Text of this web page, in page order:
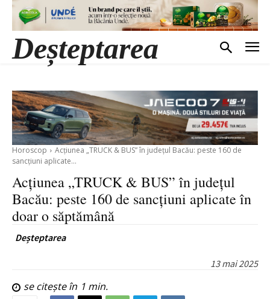
Deșteptarea
Horoscop
Acțiunea „TRUCK & BUS” în județul Bacău: peste 160 de
sancțiuni aplicate...
Acțiunea „TRUCK & BUS” în județul
Bacău: peste 160 de sancțiuni aplicate în
doar o săptămână
Deșteptarea
13 mai 2025
se citește în 1 min.